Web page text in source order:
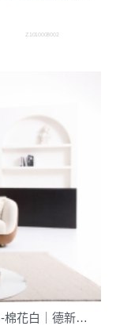
Z1010008002
【麥田】抗貓抓絨布沙發-含2抱枕242cm-棉花白｜德新家具